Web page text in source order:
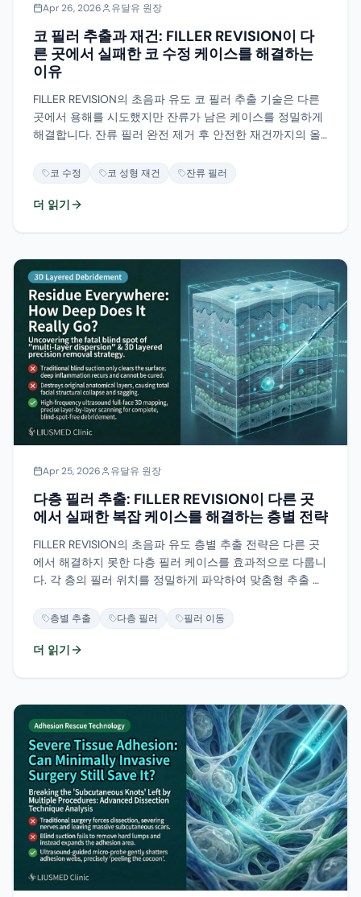
Apr 26, 2026 유달유 원장
코 필러 추출과 재건: FILLER REVISION이 다
른 곳에서 실패한 코 수정 케이스를 해결하는
이유
FILLER REVISION의 초음파 유도 코 필러 추출 기술은 다른
곳에서 용해를 시도했지만 잔류가 남은 케이스를 정밀하게
해결합니다. 잔류 필러 완전 제거 후 안전한 재건까지의 올
코 수정 코 성형 재건 잔류 필러
더 읽기
Apr 25, 2026 유달유 원장
다층 필러 추출: FILLER REVISION이 다른 곳
에서 실패한 복잡 케이스를 해결하는 층별 전략
FILLER REVISION의 초음파 유도 층별 추출 전략은 다른 곳
에서 해결하지 못한 다층 필러 케이스를 효과적으로 다룹니
다. 각 층의 필러 위치를 정밀하게 파악하여 맞춤형 추출 계
층별 추출 다층 필러 필러 이동
더 읽기